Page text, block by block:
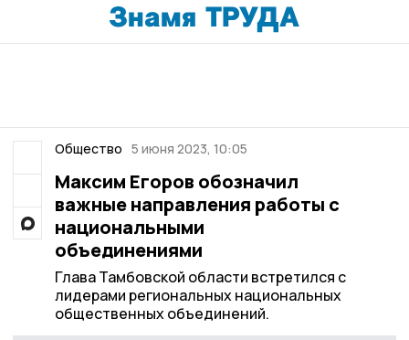
Общество 5 июня 2023, 10:05
Максим Егоров обозначил
важные направления работы с
национальными
объединениями
Глава Тамбовской области встретился с
лидерами региональных национальных
общественных объединений.